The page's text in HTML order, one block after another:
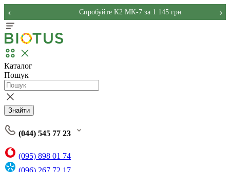
Спробуйте K2 MK-7 за 1 145 грн
‹ ›
Каталог
Пошук
Знайти
(044) 545 77 23
(095) 898 01 74
(096) 267 72 17